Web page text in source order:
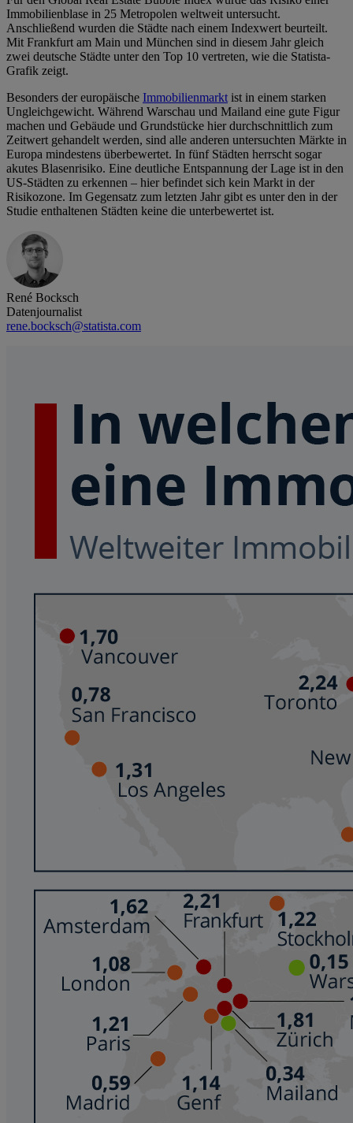
Immobilienblase in 25 Metropolen weltweit untersucht.
Anschließend wurden die Städte nach einem Indexwert beurteilt.
Mit Frankfurt am Main und München sind in diesem Jahr gleich
zwei deutsche Städte unter den Top 10 vertreten, wie die Statista-
Grafik zeigt.
Besonders der europäische Immobilienmarktist in einem starken
Ungleichgewicht. Während Warschau und Mailand eine gute Figur
machen und Gebäude und Grundstücke hier durchschnittlich zum
Zeitwert gehandelt werden, sind alle anderen untersuchten Märkte in
Europa mindestens überbewertet. In fünf Städten herrscht sogar
akutes Blasenrisiko. Eine deutliche Entspannung der Lage ist in den
US-Städten zu erkennen – hier befindet sich kein Markt in der
Risikozone. Im Gegensatz zum letzten Jahr gibt es unter den in der
Studie enthaltenen Städten keine die unterbewertet ist.
René Bocksch
Datenjournalist
rene.bocksch@statista.com